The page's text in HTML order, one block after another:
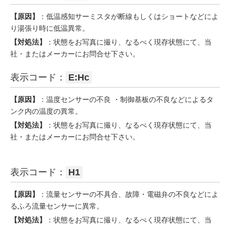
【原因】
：低温感知サーミスタが断線もしくはショートなどによ
り湯張り時に低温異常。
【対処法】
：状態をお写真に撮り、なるべく現存状態にて、当
社・またはメーカーにお問合せ下さい。
表示コード： E:Hc
【原因】
：温度センサーの不良 ・制御基板の不良などによるタ
ンク内の温度の異常。
【対処法】
：状態をお写真に撮り、なるべく現存状態にて、当
社・またはメーカーにお問合せ下さい。
表示コード： H1
【原因】
：流量センサーの不具合、故障・電磁弁の不良などによ
るふろ流量センサーに異常。
【対処法】
：状態をお写真に撮り、なるべく現存状態にて、当